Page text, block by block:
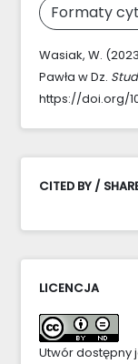
Formaty
Wasiak, W.
Pawła w Dz.
https://doi.org/
CITED BY /
LICENCJA
Utwór dostępny